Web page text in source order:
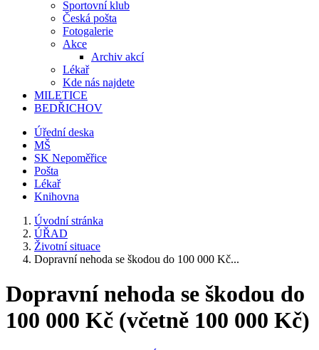
Sportovní klub
Česká pošta
Fotogalerie
Akce
Archiv akcí
Lékař
Kde nás najdete
MILETICE
BEDŘICHOV
Úřední deska
MŠ
SK Nepoměřice
Pošta
Lékař
Knihovna
Úvodní stránka
ÚŘAD
Životní situace
Dopravní nehoda se škodou do 100 000 Kč...
Dopravní nehoda se škodou do
100 000 Kč (včetně 100 000 Kč)